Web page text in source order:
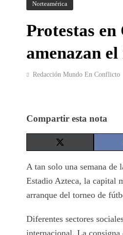
Norteamérica
Protestas
amenazan
Redacción Mundo En Conflicto
Compartir esta nota
Share
X
(Twitter)
A tan solo una semana de
Estadio Azteca, la capital
arranque del torneo de
Diferentes sectores